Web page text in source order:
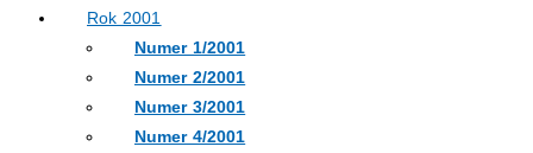
Rok 2001
Numer 1/2001
Numer 2/2001
Numer 3/2001
Numer 4/2001